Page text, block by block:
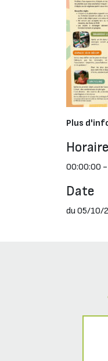
Plus
00:00:00
Date
du 05/10/